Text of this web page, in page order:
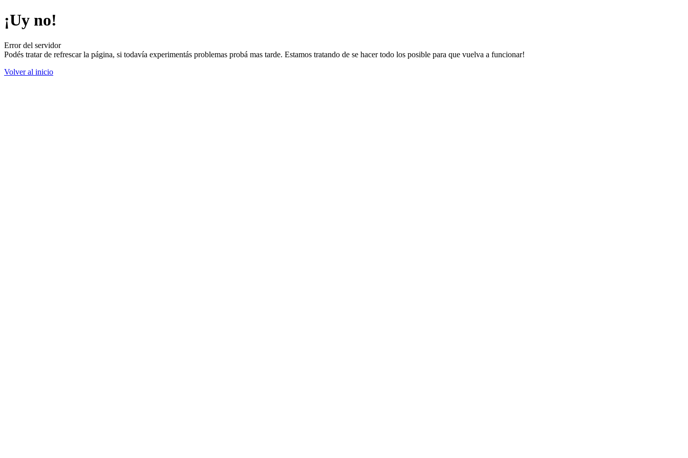
¡Uy no!
Error del servidor
Podés tratar de refrescar la página, si todavía experimentás problemas probá mas tarde. Estamos tratando de se hacer todo los posible para que vuelva a funcionar!
Volver al inicio